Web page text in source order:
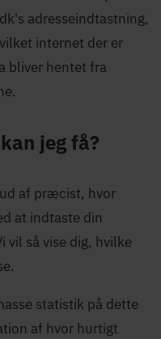
adresseindtastning,
internet der er
bliver hentet fra
jeg få?
af præcist, hvor
at indtaste din
vil så vise dig, hvilke
statistik på dette
af hvor hurtigt